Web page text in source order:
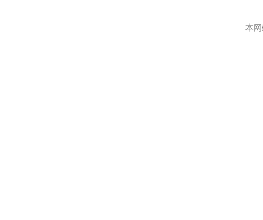
本